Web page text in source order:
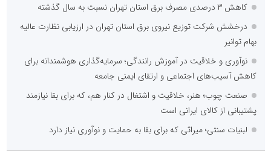
کاهش ۳ درصدی مصرف برق استان تهران نسبت به سال گذشته
درخشش شرکت توزیع نیروی برق استان تهران در ارزیابی نظارت عالیه
بهام توانیر
نوآوری و خلاقیت در آموزش رانندگی؛ سرمایه‌گذاری هوشمندانه برای
کاهش آسیب‌های اجتماعی و ارتقای ایمنی جامعه
صنعت چوب؛ هنر، خلاقیت و اشتغال در کنار هم، که برای بقا نیازمند
پشتیبانی از کالای ایرانی است
لبنیات سنتی؛ میراثی که برای بقا به حمایت و نوآوری نیاز دارد